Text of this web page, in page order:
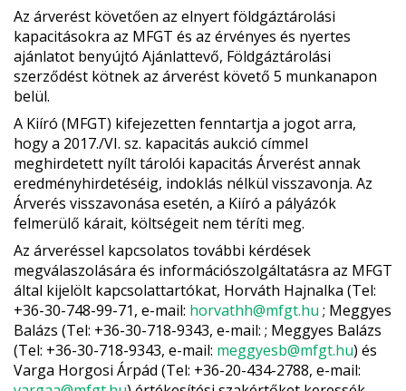
Az árverést követően az elnyert földgáztárolási
kapacitásokra az MFGT és az érvényes és nyertes
ajánlatot benyújtó Ajánlattevő, Földgáztárolási
szerződést kötnek az árverést követő 5 munkanapon
belül.
A Kiíró (MFGT) kifejezetten fenntartja a jogot arra,
hogy a 2017./VI. sz. kapacitás aukció címmel
meghirdetett nyílt tárolói kapacitás Árverést annak
eredményhirdetéséig, indoklás nélkül visszavonja. Az
Árverés visszavonása esetén, a Kiíró a pályázók
felmerülő kárait, költségeit nem téríti meg.
Az árveréssel kapcsolatos további kérdések
megválaszolására és információszolgáltatásra az MFGT
által kijelölt kapcsolattartókat, Horváth Hajnalka (Tel:
+36-30-748-99-71, e-mail: horvathh@mfgt.hu ; Meggyes
Balázs (Tel: +36-30-718-9343, e-mail: ; Meggyes Balázs
(Tel: +36-30-718-9343, e-mail: meggyesb@mfgt.hu) és
Varga Horgosi Árpád (Tel: +36-20-434-2788, e-mail: